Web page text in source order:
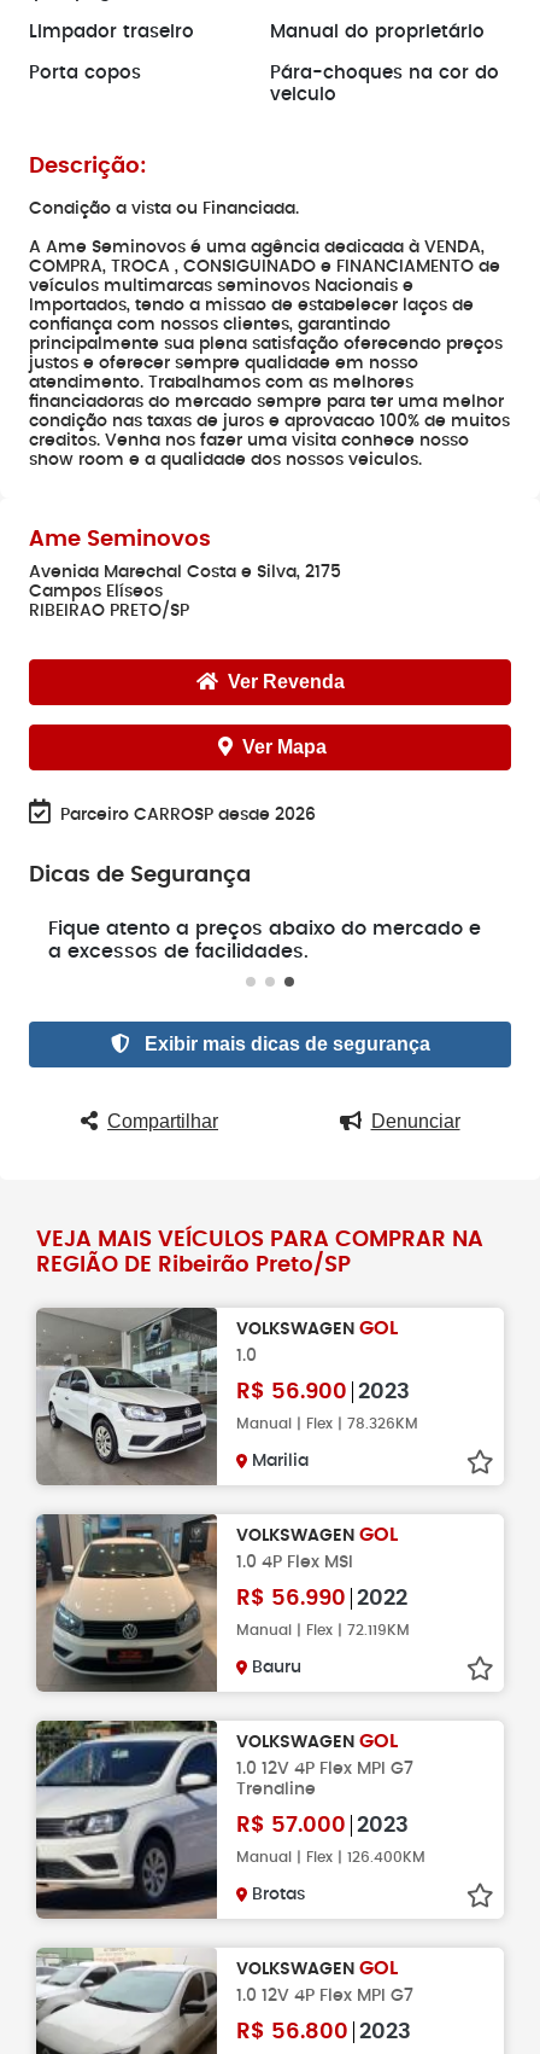
Limpador traseiro Manual do proprietário
Porta copos
Pára-choques na cor do
veiculo
Descrição:
Condição a vista ou Financiada.
A Ame Seminovos é uma agência dedicada à VENDA,
COMPRA, TROCA , CONSIGUINADO e FINANCIAMENTO de
veículos multimarcas seminovos Nacionais e
Importados, tendo a missao de estabelecer laços de
confiança com nossos clientes, garantindo
principalmente sua plena satisfação oferecendo preços
justos e oferecer sempre qualidade em nosso
atendimento. Trabalhamos com as melhores
financiadoras do mercado sempre para ter uma melhor
condição nas taxas de juros e aprovacao 100% de muitos
creditos. Venha nos fazer uma visita conhece nosso
show room e a qualidade dos nossos veiculos.
Ame Seminovos
Avenida Marechal Costa e Silva, 2175
Campos Elíseos
RIBEIRAO PRETO/SP
Ver Revenda
Ver Mapa
Parceiro CARROSP desde 2026
Dicas de Segurança
Fique atento a preços abaixo do mercado e
a excessos de facilidades.
Exibir mais dicas de segurança
Compartilhar Denunciar
VEJA MAIS VEÍCULOS PARA COMPRAR NA
REGIÃO DE Ribeirão Preto/SP
VOLKSWAGEN GOL
1.0
R$ 56.900 2023
Manual | Flex | 78.326KM
Marilia
VOLKSWAGEN GOL
1.0 4P Flex MSI
R$ 56.990 2022
Manual | Flex | 72.119KM
Bauru
VOLKSWAGEN GOL
1.0 12V 4P Flex MPI G7
Trendline
R$ 57.000 2023
Manual | Flex | 126.400KM
Brotas
VOLKSWAGEN GOL
1.0 12V 4P Flex MPI G7
R$ 56.800 2023